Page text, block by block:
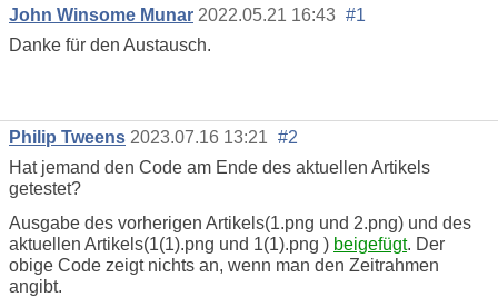
John Winsome Munar 2022.05.21 16:43 #1
Danke für den Austausch.
Philip Tweens 2023.07.16 13:21 #2
Hat jemand den Code am Ende des aktuellen Artikels
getestet?
Ausgabe des vorherigen Artikels(1.png und 2.png) und des
aktuellen Artikels(1(1).png und 1(1).png ) beigefügt. Der
obige Code zeigt nichts an, wenn man den Zeitrahmen
angibt.